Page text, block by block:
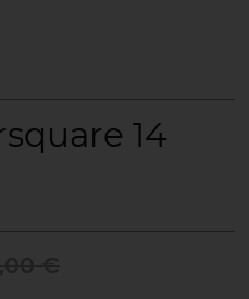
14